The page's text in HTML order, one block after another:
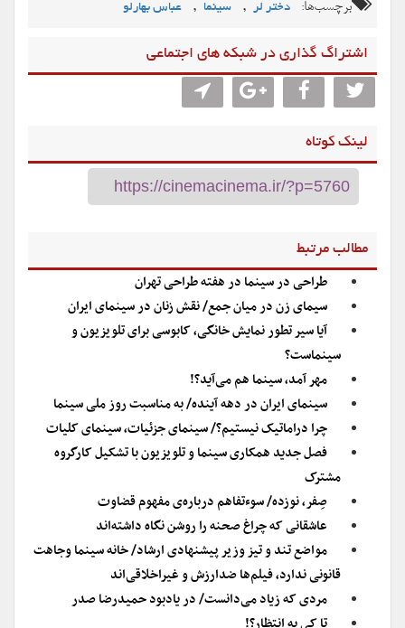
برچسب‌ها: دختر لر , سینما , عباس بهارلو
اشتراگ گذاری در شبکه های اجتماعی
لینک کوتاه
مطالب مرتبط
طراحی در سینما در هفته طراحی تهران
سیمای زن در میان جمع/ نقش زنان در سینمای ایران
آیا سیر تطور نمایش خانگی، کابوسی برای تلویزیون و
سینماست؟
مهر آمد، سینما هم می‌آید؟!
سینمای ایران در دهه آینده/ به مناسبت روز ملی سینما
چرا دراماتیک نیستیم؟/ سینمای جزئیات، سینمای کلیات
فصل جدید همکاری سینما و تلویزیون با تشکیل کارگروه
مشترک
صِفر، نوزده/ سوءتفاهم درباره‌ی مفهوم قضاوت
عاشقانی که چراغ صحنه را روشن نگاه داشته‌اند
مواضع تند و تیز وزیر پیشنهادی ارشاد/ خانه سینما وجاهت
قانونی ندارد، فیلم‌ها ضدارزش و غیراخلاقی‌اند
مردی که زیاد می‌دانست/ در یادبود حمیدرضا صدر